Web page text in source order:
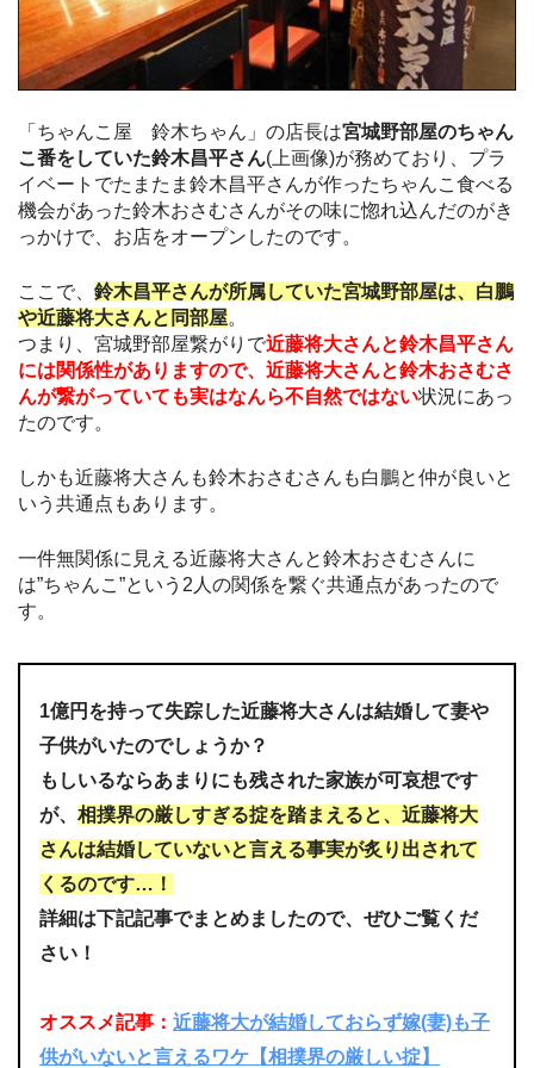
「ちゃんこ屋 鈴木ちゃん」の店長は宮城野部屋のちゃん
こ番をしていた鈴木昌平さん(上画像)が務めており、プラ
イベートでたまたま鈴木昌平さんが作ったちゃんこ食べる
機会があった鈴木おさむさんがその味に惚れ込んだのがき
っかけで、お店をオープンしたのです。
ここで、 鈴木昌平さんが所属していた宮城野部屋は、白鵬
や近藤将大さんと同部屋。
つまり、宮城野部屋繋がりで近藤将大さんと鈴木昌平さん
には関係性がありますので、近藤将大さんと鈴木おさむさ
んが繋がっていても実はなんら不自然ではない状況にあっ
たのです。
しかも近藤将大さんも鈴木おさむさんも白鵬と仲が良いと
いう共通点もあります。
一件無関係に見える近藤将大さんと鈴木おさむさんに
は”ちゃんこ”という2人の関係を繋ぐ共通点があったので
す。
1億円を持って失踪した近藤将大さんは結婚して妻や
子供がいたのでしょうか？
もしいるならあまりにも残された家族が可哀想です
が、 相撲界の厳しすぎる掟を踏まえると、近藤将大
さんは結婚していないと言える事実が炙り出されて
くるのです…！
詳細は下記記事でまとめましたので、ぜひご覧くだ
さい！
オススメ記事： 近藤将大が結婚しておらず嫁(妻)も子
供がいないと言えるワケ【相撲界の厳しい掟】